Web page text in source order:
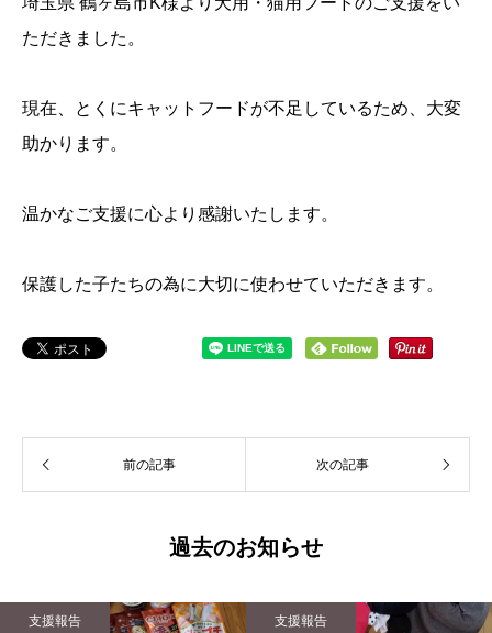
ただきました。
現在、とくにキャットフードが不足しているため、大変
助かります。
温かなご支援に心より感謝いたします。
保護した子たちの為に大切に使わせていただきます。
前の記事 次の記事
過去のお知らせ
支援報告 支援報告